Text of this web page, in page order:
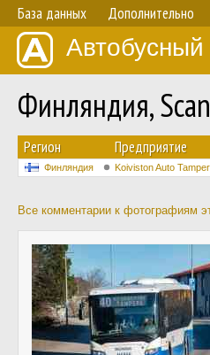
База данных Дополнительно
Автобусный
Финляндия,
Регион Предприятие
Финляндия Koiviston Auto
Все комментарии к фотографиям